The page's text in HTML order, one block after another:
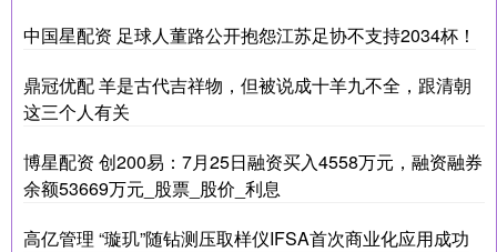
中国星配资 足球人董路公开抱怨江苏足协不支持2034杯！
鼎冠优配 羊是古代吉祥物，但被说成十羊九不全，跟清朝
这三个人有关
博星配资 创200易：7月25日融资买入4558万元，融资融券
余额53669万元_股票_股价_利息
高亿管理 “璇玑”随钻测压取样仪IFSA首次商业化应用成功